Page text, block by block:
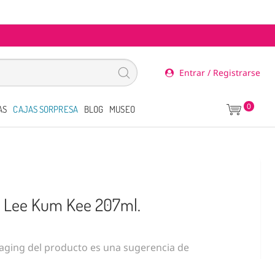
Entrar / Registrarse
CAJAS SORPRESA BLOG MUSEO 0
Lee Kum Kee 207ml.
del producto es una sugerencia de